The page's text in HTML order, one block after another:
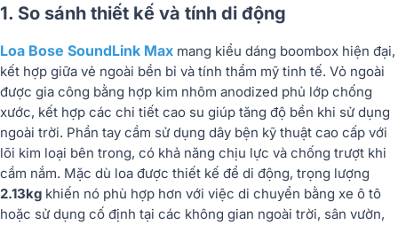
1. So sánh thiết kế và tính di động
Loa Bose SoundLink Max mang kiểu dáng boombox hiện đại,
kết hợp giữa vẻ ngoài bền bỉ và tính thẩm mỹ tinh tế. Vỏ ngoài
được gia công bằng hợp kim nhôm anodized phủ lớp chống
xước, kết hợp các chi tiết cao su giúp tăng độ bền khi sử dụng
ngoài trời. Phần tay cầm sử dụng dây bện kỹ thuật cao cấp với
lõi kim loại bên trong, có khả năng chịu lực và chống trượt khi
cầm nắm. Mặc dù loa được thiết kế để di động, trọng lượng
2.13kg khiến nó phù hợp hơn với việc di chuyển bằng xe ô tô
hoặc sử dụng cố định tại các không gian ngoài trời, sân vườn,